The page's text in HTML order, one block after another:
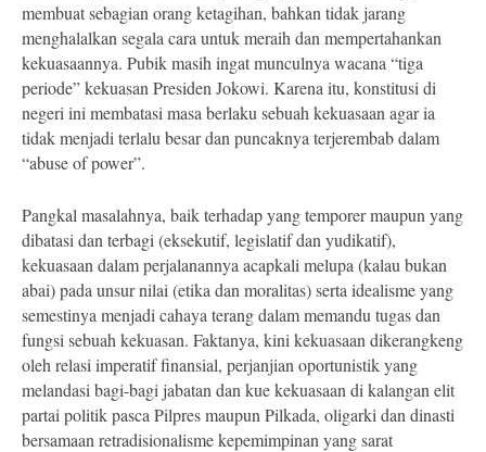
membuat sebagian orang ketagihan, bahkan tidak jarang
menghalalkan segala cara untuk meraih dan mempertahankan
kekuasaannya. Pubik masih ingat munculnya wacana “tiga
periode” kekuasan Presiden Jokowi. Karena itu, konstitusi di
negeri ini membatasi masa berlaku sebuah kekuasaan agar ia
tidak menjadi terlalu besar dan puncaknya terjerembab dalam
“abuse of power”.
Pangkal masalahnya, baik terhadap yang temporer maupun yang
dibatasi dan terbagi (eksekutif, legislatif dan yudikatif),
kekuasaan dalam perjalanannya acapkali melupa (kalau bukan
abai) pada unsur nilai (etika dan moralitas) serta idealisme yang
semestinya menjadi cahaya terang dalam memandu tugas dan
fungsi sebuah kekuasan. Faktanya, kini kekuasaan dikerangkeng
oleh relasi imperatif finansial, perjanjian oportunistik yang
melandasi bagi-bagi jabatan dan kue kekuasaan di kalangan elit
partai politik pasca Pilpres maupun Pilkada, oligarki dan dinasti
bersamaan retradisionalisme kepemimpinan yang sarat